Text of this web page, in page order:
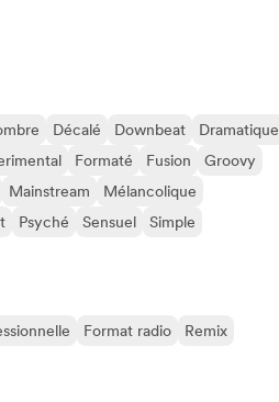
Décalé Downbeat
Dramatique
Formaté Fusion
Groovy
Mainstream
Mélancolique
Psyché Sensuel
Simple
Format radio
Remix